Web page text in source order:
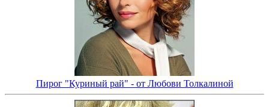
Пирог "Куриный рай" - от Любови Толкалиной